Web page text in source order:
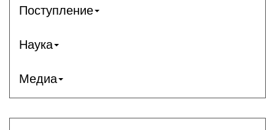
Поступление
Наука
Медиа